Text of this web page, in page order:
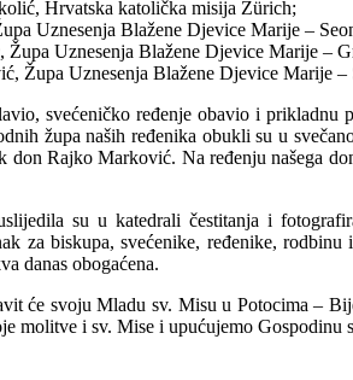
Hrvatska katolička misija Zürich;
Uznesenja Blažene Djevice Marije –
Župa Uznesenja Blažene Djevice Marije –
Župa Uznesenja Blažene Djevice Marije
svećeničko ređenje obavio i prikladnu
župa naših ređenika obukli su u
don Rajko Marković. Na ređenju našega
su u katedrali čestitanja i
za biskupa, svećenike, ređenike,
danas obogaćena.
će svoju Mladu sv. Misu u Potocima –
molitve i sv. Mise i upućujemo